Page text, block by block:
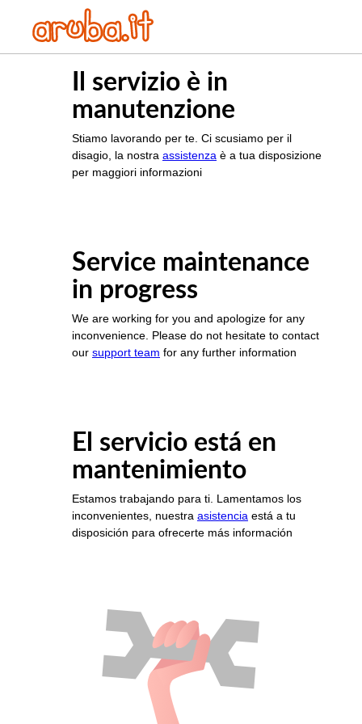
Il servizio è in
manutenzione
Stiamo lavorando per te. Ci scusiamo per il
disagio, la nostra assistenza è a tua disposizione
per maggiori informazioni
Service maintenance
in progress
We are working for you and apologize for any
inconvenience. Please do not hesitate to contact
our support team for any further information
El servicio está en
mantenimiento
Estamos trabajando para ti. Lamentamos los
inconvenientes, nuestra asistencia está a tu
disposición para ofrecerte más información